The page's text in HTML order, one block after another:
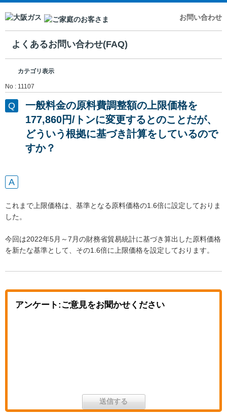
お問い合わせ
よくあるお問い合わせ(FAQ)
カテゴリ表示
No : 11107
一般料金の原料費調整額の上限価格を
177,860円/トンに変更するとのことだが、
どういう根拠に基づき計算をしているので
すか？
これまで上限価格は、基準となる原料価格の1.6倍に設定しておりま
した。
今回は2022年5月～7月の財務省貿易統計に基づき算出した原料価格
を新たな基準として、その1.6倍に上限価格を設定しております。
アンケート:ご意見をお聞かせください